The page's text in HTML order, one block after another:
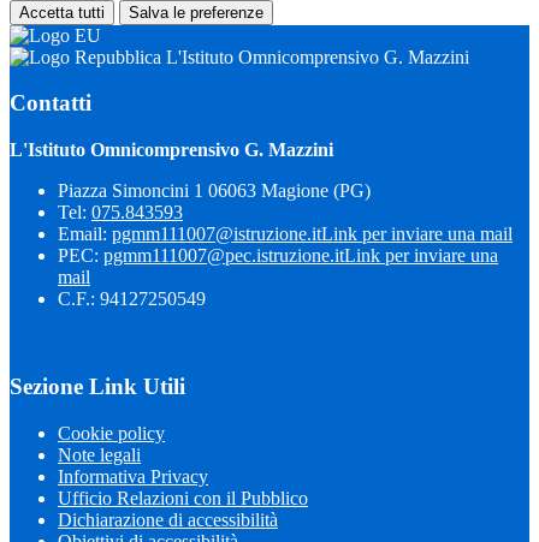
Accetta tutti Salva le preferenze
L'Istituto Omnicomprensivo G. Mazzini
Contatti
L'Istituto Omnicomprensivo G. Mazzini
Piazza Simoncini 1 06063 Magione (PG)
Tel: 075.843593
Email: pgmm111007@istruzione.itLink per inviare una mail
PEC: pgmm111007@pec.istruzione.itLink per inviare una
mail
C.F.: 94127250549
Sezione Link Utili
Cookie policy
Note legali
Informativa Privacy
Ufficio Relazioni con il Pubblico
Dichiarazione di accessibilità